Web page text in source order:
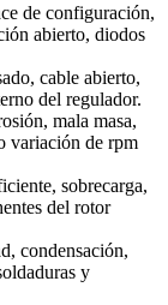
de configuración,
abierto, diodos
cable abierto,
del regulador.
mala masa,
variación de rpm
sobrecarga,
del rotor
condensación,
y